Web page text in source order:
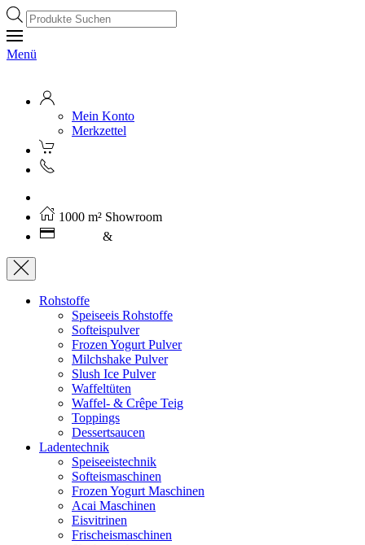
Products
search
Menü
Mein Konto
Merkzettel
1000 m² Showroom
&
Rohstoffe
Speiseeis Rohstoffe
Softeispulver
Frozen Yogurt Pulver
Milchshake Pulver
Slush Ice Pulver
Waffeltüten
Waffel- & Crêpe Teig
Toppings
Dessertsaucen
Ladentechnik
Speiseeistechnik
Softeismaschinen
Frozen Yogurt Maschinen
Acai Maschinen
Eisvitrinen
Frischeismaschinen